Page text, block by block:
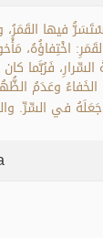
فيها القَمَرُ،
اخْتِفاؤُهُ،
فَرُبَّما
وعَدَمُ
جَعَلَهُ في السِّرِّ.